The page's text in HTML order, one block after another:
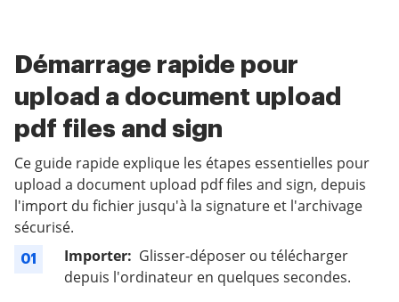
Démarrage rapide pour
upload a document upload
pdf files and sign
Ce guide rapide explique les étapes essentielles pour
upload a document upload pdf files and sign, depuis
l'import du fichier jusqu'à la signature et l'archivage
sécurisé.
01 Importer: Glisser-déposer ou télécharger
depuis l'ordinateur en quelques secondes.